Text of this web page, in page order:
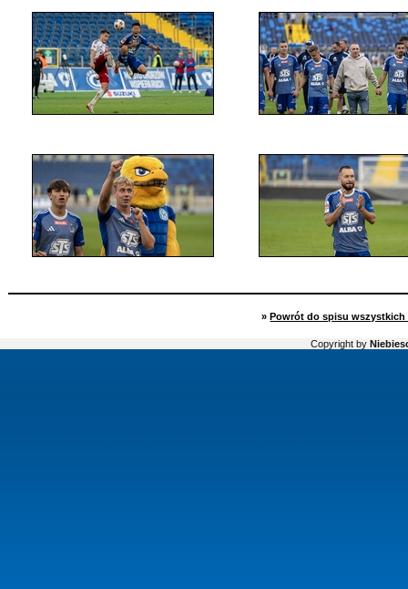
» Powrót do spisu wszystkich
Copyright by